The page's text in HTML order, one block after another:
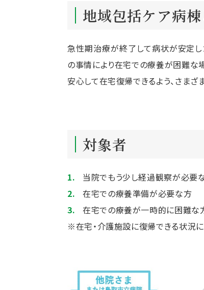
地域包括ケア病
急性期治療が終了して病状が安定
の事情により在宅での療養が困難な
安心して在宅復帰できるよう、さまざ
対象者
当院でもう少し経過観察が必要
在宅での療養準備が必要な方
在宅での療養が一時的に困難な
※在宅・介護施設に復帰できる状況に